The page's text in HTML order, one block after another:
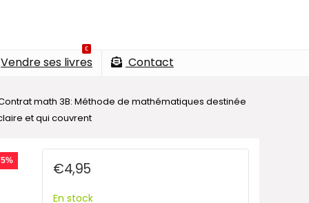
€
Vendre ses livres Contact
math 3B: Méthode de mathématiques destinée
et qui couvrent
€4,95
En stock